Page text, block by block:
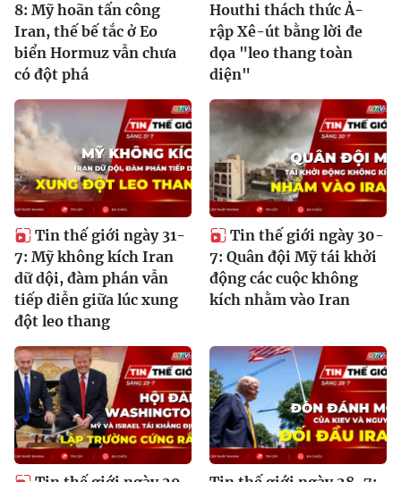
8: Mỹ hoãn tấn công
Iran, thế bế tắc ở Eo
biển Hormuz vẫn chưa
có đột phá
Houthi thách thức Ả-
rập Xê-út bằng lời đe
dọa "leo thang toàn
diện"
Tin thế giới ngày 31-
7: Mỹ không kích Iran
dữ dội, đàm phán vẫn
tiếp diễn giữa lúc xung
đột leo thang
Tin thế giới ngày 30-
7: Quân đội Mỹ tái khởi
động các cuộc không
kích nhằm vào Iran